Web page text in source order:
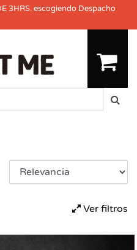
3HRS. escogiendo Despacho
Ver filtros